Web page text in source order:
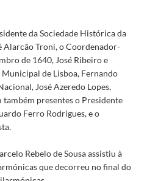
da Sociedade Histórica da
Alarcão Troni, o Coordenador-
de 1640, José Ribeiro e
de Lisboa, Fernando
José Azeredo Lopes,
presentes o Presidente
Ferro Rodrigues, e o
Rebelo de Sousa assistiu à
que decorreu no final do